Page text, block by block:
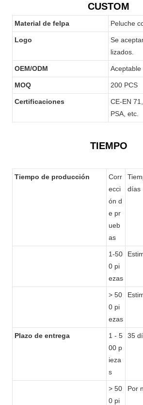
CUSTOM
Material de felpa Peluche
Logo
Se
lizados.
OEM/ODM Aceptable
MOQ 200 PCS
Certificaciones
CE-EN
PSA, etc.
TIEMPO
Tiempo de producción
Corr
ecci
ón d
e pr
ueb
as
días
1-50
0 pi
ezas
> 50
0 pi
ezas
Plazo de entrega
1 - 5
00 p
ieza
s
35
> 50
0 pi
Por